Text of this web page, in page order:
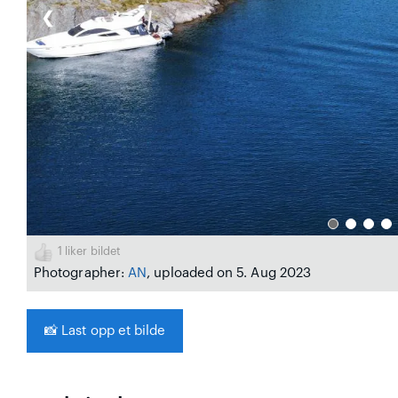
❮
1 liker bildet
Photographer:AN , uploaded on 5. Aug 2023
📸 Last opp et bilde